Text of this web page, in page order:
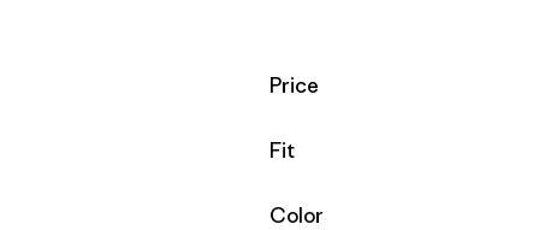
Filtrar por
Price
Filtrar por
Fit
Filtrar por
Color